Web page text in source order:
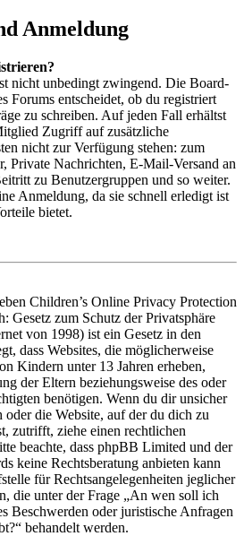
Anmeldung
nicht unbedingt zwingend. Die Board-
Forums entscheidet, ob du registriert
zu schreiben. Auf jeden Fall erhältst
Zugriff auf zusätzliche
nicht zur Verfügung stehen: zum
Private Nachrichten, E-Mail-Versand an
zu Benutzergruppen und so weiter.
Anmeldung, da sie schnell erledigt ist
bietet.
Children’s Online Privacy Protection
Gesetz zum Schutz der Privatsphäre
von 1998) ist ein Gesetz in den
dass Websites, die möglicherweise
Kindern unter 13 Jahren erheben,
der Eltern beziehungsweise des oder
benötigen. Wenn du dir unsicher
oder die Website, auf der du dich zu
zutrifft, ziehe einen rechtlichen
beachte, dass phpBB Limited und der
keine Rechtsberatung anbieten kann
für Rechtsangelegenheiten jeglicher
die unter der Frage „An wen soll ich
Beschwerden oder juristische Anfragen
behandelt werden.